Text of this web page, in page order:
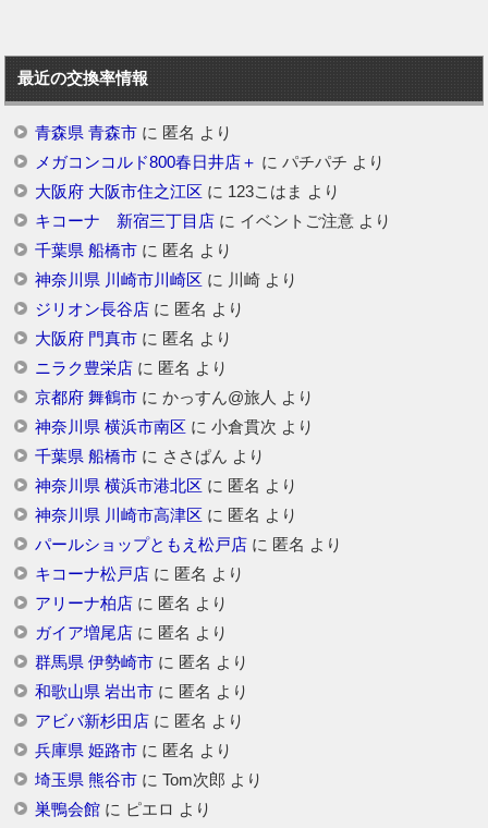
最近の交換率情報
青森県 青森市に 匿名 より
メガコンコルド800春日井店＋ に パチパチ より
大阪府 大阪市住之江区 に 123こはま より
キコーナ 新宿三丁目店に イベントご注意より
千葉県 船橋市に 匿名 より
神奈川県 川崎市川崎区 に 川崎より
ジリオン長谷店に 匿名 より
大阪府 門真市に 匿名 より
ニラク豊栄店に 匿名 より
京都府 舞鶴市に かっすん@旅人 より
神奈川県 横浜市南区 に 小倉貫次 より
千葉県 船橋市に ささぱん より
神奈川県 横浜市港北区 に 匿名 より
神奈川県 川崎市高津区 に 匿名 より
パールショップともえ松戸店に 匿名 より
キコーナ松戸店に 匿名 より
アリーナ柏店に 匿名 より
ガイア増尾店に 匿名 より
群馬県 伊勢崎市に 匿名 より
和歌山県 岩出市に 匿名 より
アビバ新杉田店に 匿名 より
兵庫県 姫路市に 匿名 より
埼玉県 熊谷市に Tom次郎 より
巣鴨会館に ピエロ より